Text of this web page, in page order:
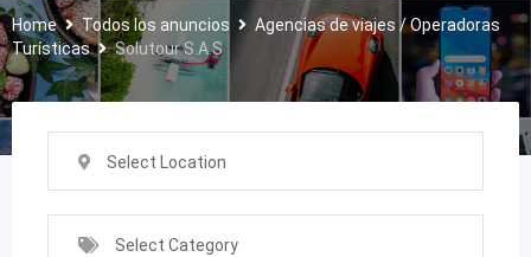
Home Todos los anuncios
Agencias de viajes / Operadoras
Turísticas
Solutour S.A.S
Select Location
Select Category